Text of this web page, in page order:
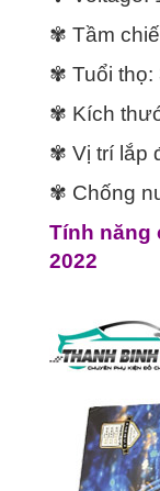
✾ Tầm
✾ Tuổi thọ:
✾ Kích
✾ Vị trí lắp
✾ Chống
Tính năng
2022